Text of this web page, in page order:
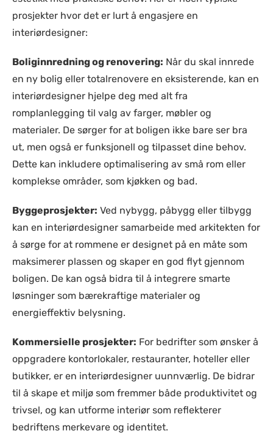
prosjekter hvor det er lurt å engasjere en
interiørdesigner:
Boliginnredning og renovering: Når du skal innrede
en ny bolig eller totalrenovere en eksisterende, kan en
interiørdesigner hjelpe deg med alt fra
romplanlegging til valg av farger, møbler og
materialer. De sørger for at boligen ikke bare ser bra
ut, men også er funksjonell og tilpasset dine behov.
Dette kan inkludere optimalisering av små rom eller
komplekse områder, som kjøkken og bad.
Byggeprosjekter: Ved nybygg, påbygg eller tilbygg
kan en interiørdesigner samarbeide med arkitekten for
å sørge for at rommene er designet på en måte som
maksimerer plassen og skaper en god flyt gjennom
boligen. De kan også bidra til å integrere smarte
løsninger som bærekraftige materialer og
energieffektiv belysning.
Kommersielle prosjekter: For bedrifter som ønsker å
oppgradere kontorlokaler, restauranter, hoteller eller
butikker, er en interiørdesigner uunnværlig. De bidrar
til å skape et miljø som fremmer både produktivitet og
trivsel, og kan utforme interiør som reflekterer
bedriftens merkevare og identitet.